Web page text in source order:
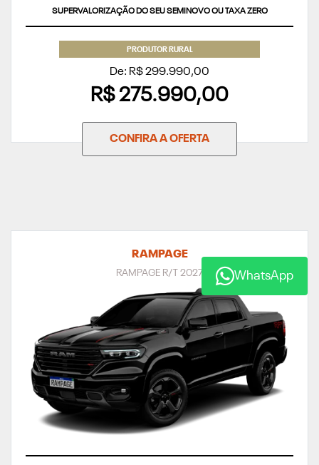
SUPERVALORIZAÇÃO DO SEU SEMINOVO OU TAXA ZERO
PRODUTOR RURAL
De: R$ 299.990,00
R$ 275.990,00
CONFIRA A OFERTA
RAMPAGE
RAMPAGE R/T 2027 WhatsApp